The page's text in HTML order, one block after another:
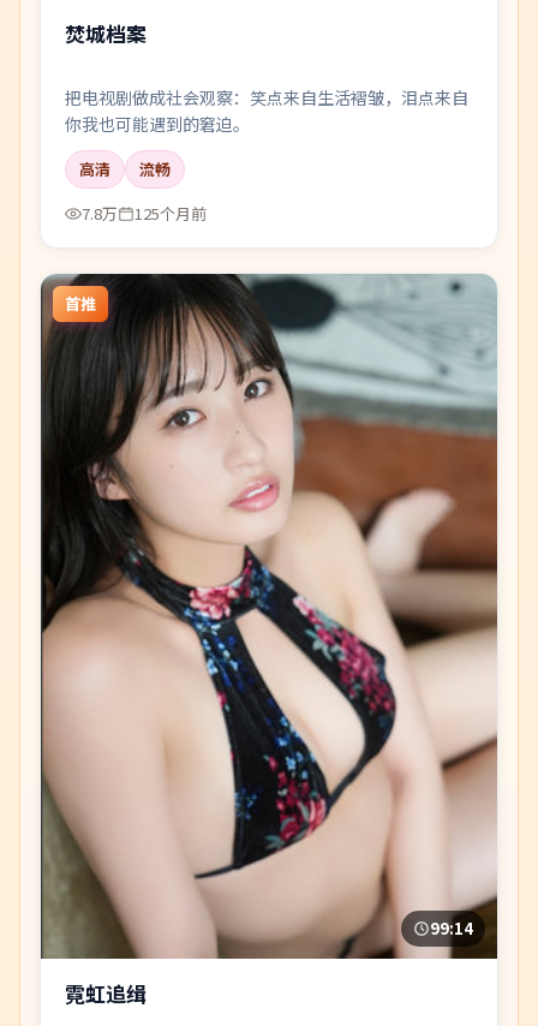
焚城档案
把电视剧做成社会观察：笑点来自生活褶皱，泪点来自
你我也可能遇到的窘迫。
高清
流畅
7.8万
125个月前
首推
99:14
霓虹追缉